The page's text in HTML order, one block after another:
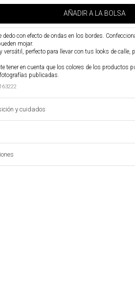
AÑADIR A LA BOLSA
dedo con efecto de ondas en los bordes.
mojar.
versátil, perfecto para llevar con tus looks de calle,
tener en cuenta que los colores de los productos
publicadas.
y cuidados